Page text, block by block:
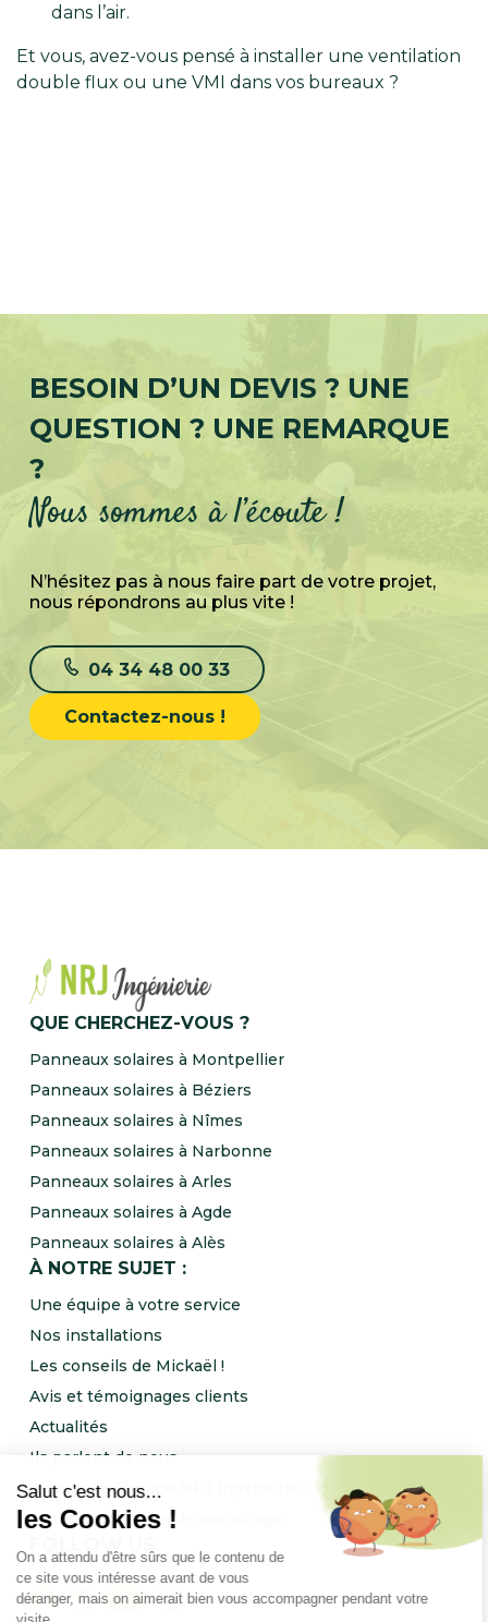
dans l’air.
Et vous, avez-vous pensé à installer une ventilation
double flux ou une VMI dans vos bureaux ?
BESOIN D’UN DEVIS ? UNE
QUESTION ? UNE REMARQUE
?
Nous sommes à l’écoute !
N’hésitez pas à nous faire part de votre projet,
nous répondrons au plus vite !
04 34 48 00 33
Contactez-nous !
QUE CHERCHEZ-VOUS ?
Panneaux solaires à Montpellier
Panneaux solaires à Béziers
Panneaux solaires à Nîmes
Panneaux solaires à Narbonne
Panneaux solaires à Arles
Panneaux solaires à Agde
Panneaux solaires à Alès
À NOTRE SUJET :
Une équipe à votre service
Nos installations
Les conseils de Mickaël !
Avis et témoignages clients
Actualités
Ils parlent de nous
Rejoignez l’équipe NRJ Ingénierie !
Notre programme de parrainage